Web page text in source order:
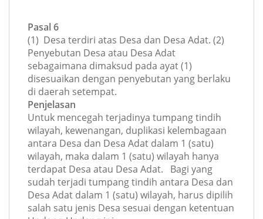
Pasal 6
(1) Desa terdiri atas Desa dan Desa Adat. (2)
Penyebutan Desa atau Desa Adat
sebagaimana dimaksud pada ayat (1)
disesuaikan dengan penyebutan yang berlaku
di daerah setempat.
Penjelasan
Untuk mencegah terjadinya tumpang tindih
wilayah, kewenangan, duplikasi kelembagaan
antara Desa dan Desa Adat dalam 1 (satu)
wilayah, maka dalam 1 (satu) wilayah hanya
terdapat Desa atau Desa Adat.
Bagi yang
sudah terjadi tumpang tindih antara Desa dan
Desa Adat dalam 1 (satu) wilayah, harus dipilih
salah satu jenis Desa sesuai dengan ketentuan